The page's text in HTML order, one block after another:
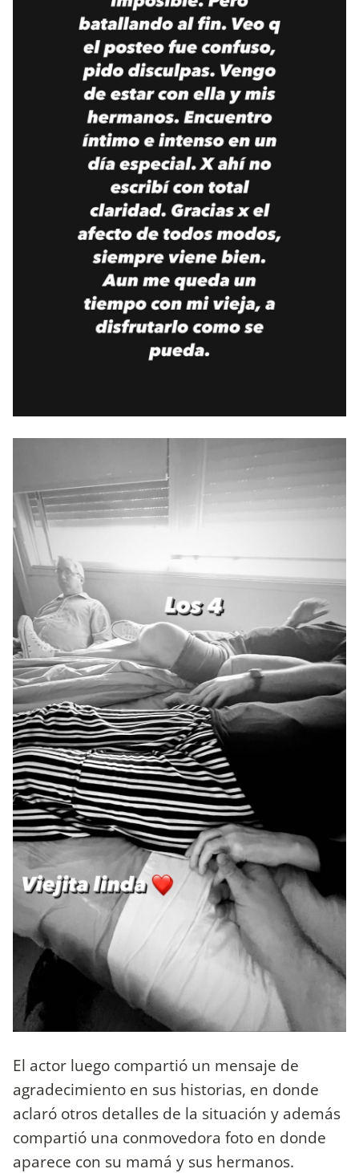
El actor luego compartió un mensaje de
agradecimiento en sus historias, en donde
aclaró otros detalles de la situación y además
compartió una conmovedora foto en donde
aparece con su mamá y sus hermanos.